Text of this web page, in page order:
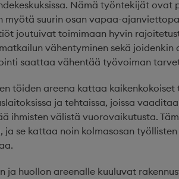
Nämä työntekijät ovat
myötä suurin osan vapaa-
joutuivat toimimaan hyvin
vähentyminen sekä joidenkin
saattaa vähentää työvoiman
töiden areena kattaa
ja tehtaissa, joissa
ihmisten välistä vuorovaikutusta.
ja se kattaa noin kolmasosan
ja huollon areenalle kuuluvat